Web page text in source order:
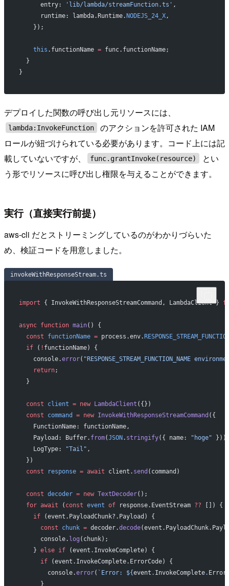
      entry:
'lib/lambda/streamFunction.ts' ,
      runtime: lambda.Runtime.
NODEJS_24_X,
    });
    this
.functionName = func.functionName;
  }
}
デプロイした関数の呼び出し元リソースには、
lambda:InvokeFunction
のアクションを許可された IAM
ロールが紐づけられている必要があります。コード上には記
載していないですが、
func.grantInvoke(resource)
とい
う形でリソースに呼び出し権限を与えることができます。
実行（直接実行前提）
aws-cli だとストリーミングしているのがわかりづらいた
め、検証コードを用意しました。
invokeWithResponseStream.ts
import { InvokeWithResponseStreamCommand, LambdaClient }
async function main() {
  const
functionName = process.env.
  if
( ! functionName) {
    console.
error( "RESPONSE_STREAM_FUNCTION_NAME
    return
;
  }
  const
client = new LambdaClient ({})
  const
command = new InvokeWithResponseStreamCommand ({
    FunctionName: functionName,
    Payload: Buffer.
from(JSON . stringify({ name: "hoge"
    LogType:
"Tail" ,
  })
  const
response = await client. send (command)
  const
decoder = new TextDecoder();
  for
await ( const event of response.EventStream ?? []) {
    if
(event.PayloadChunk?.Payload) {
      const
chunk = decoder.decode
      console.
log (chunk);
    }
else if (event.InvokeComplete) {
      if
(event.InvokeComplete.ErrorCode) {
        console.
error( `Error: ${event . InvokeComplete.
      }